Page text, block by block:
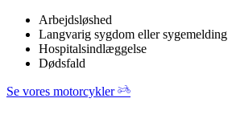
Arbejdsløshed
Langvarig sygdom eller sygemelding
Hospitalsindlæggelse
Dødsfald
Se vores motorcykler